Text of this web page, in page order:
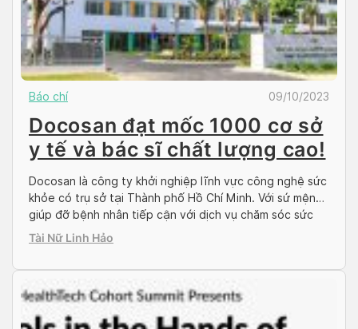
Báo chí 09/10/2023
Docosan đạt mốc 1000 cơ sở
y tế và bác sĩ chất lượng cao!
Docosan là công ty khởi nghiệp lĩnh vực công nghệ sức
khỏe có trụ sở tại Thành phố Hồ Chí Minh. Với sứ mệnh
giúp đỡ bệnh nhân tiếp cận với dịch vụ chăm sóc sức
khỏe chất lượng, đồng thời hỗ trợ phòng khám, bác sĩ
Tài Nữ Linh Hảo